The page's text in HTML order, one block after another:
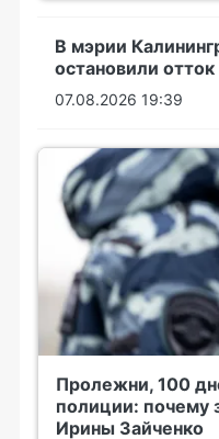
В мэрии
остановили
07.08.2026 19:39
Пролежни, 100
полиции: почему
Ирины Зайченко